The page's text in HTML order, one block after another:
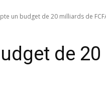
un budget de 20 milliards de
de